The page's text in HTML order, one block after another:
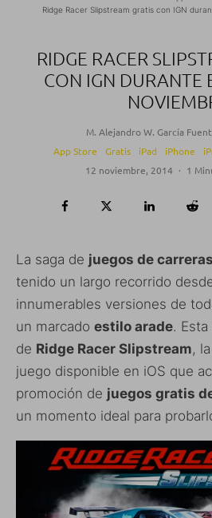
Ridge Racer Slipstream gratis con IGN
RIDGE RACER
CON IGN DURANTE
M. Alejandro W. García
App Store
Gratis iPad iPhone
12 noviembre, 2014 · 1
La saga de juegos de
tenido un largo recorrido
innumerables versiones de
un marcado estilo arade.
de Ridge Racer Slipstream,
juego disponible en iOS que
promoción de juegos gratis
un momento ideal para